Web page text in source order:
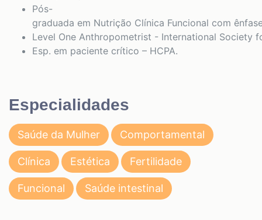
Pós-
graduada em Nutrição Clínica Funcional com
Level One Anthropometrist - International Society
Esp. em paciente crítico – HCPA.
Especialidades
Saúde da Mulher Comportamental
Clínica Estética Fertilidade
Funcional Saúde intestinal